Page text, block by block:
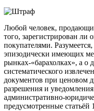
Любой человек,
того, зарегистрирован ли
покупателями.
эпизодически имеющих
рынках-«барахолках», а о
систематического
документов при ценовом
разрешения и
административно-
предусмотренные